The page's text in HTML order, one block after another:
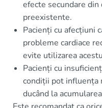
efecte secundare
preexistente.
Pacienți cu afecțiuni
probleme cardiace
evite utilizarea
Pacienți cu
condiții pot influența
ducând la